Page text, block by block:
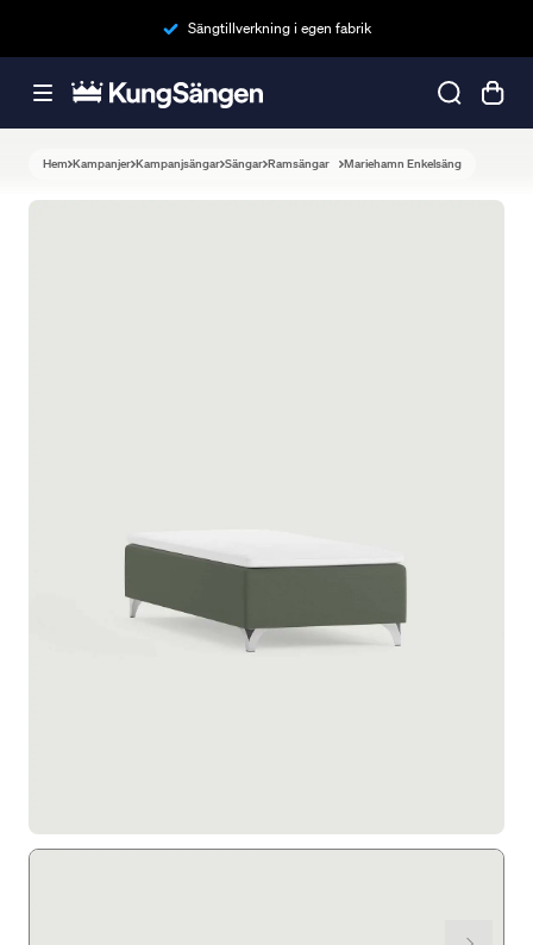
Sängtillverkning i egen fabrik
Hem Kampanjer Kampanjsängar Sängar Ramsängar Mariehamn Enkelsäng